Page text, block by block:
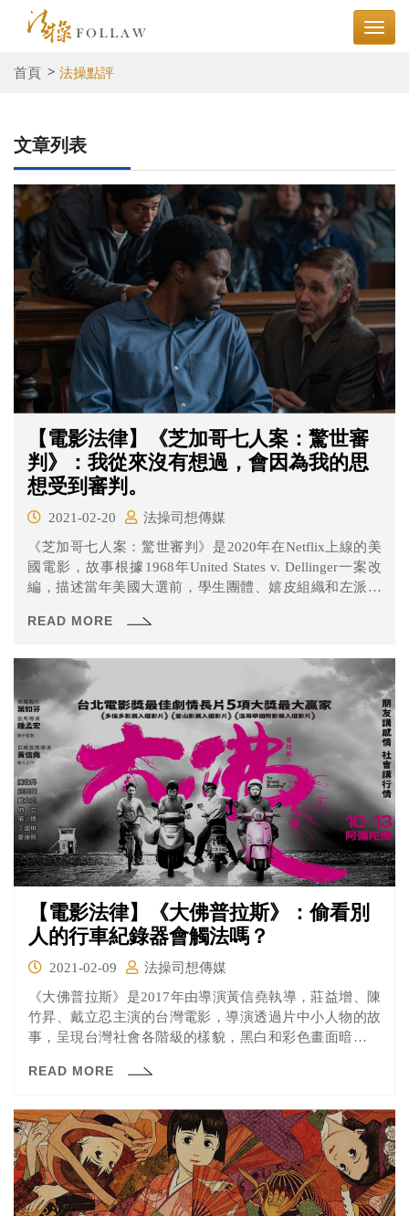
首頁 法操點評
文章列表
【電影法律】《芝加哥七人案：驚世審
判》：我從來沒有想過，會因為我的思
想受到審判。
2021-02-20
法操司想傳媒
《芝加哥七人案：驚世審判》是2020年在Netflix上線的美
國電影，故事根據1968年United States v. Dellinger一案改
編，描述當年美國大選前，學生團體、嬉皮組織和左派人
動。原本以和平手段表達對越戰不滿的訴求，卻因和警方
方起訴並求處重刑。
READ MORE
【電影法律】《大佛普拉斯》：偷看別
人的行車紀錄器會觸法嗎？
2021-02-09
法操司想傳媒
《大佛普拉斯》是2017年由導演黃信堯執導，莊益增、陳
竹昇、戴立忍主演的台灣電影，導演透過片中小人物的故
事，呈現台灣社會各階級的樣貌，黑白和彩色畫面暗示有
遠，最後故事的結局也留給觀眾無限感慨，十分發人深
READ MORE